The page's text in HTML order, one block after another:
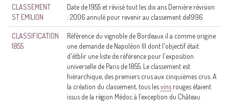
CLASSEMENT
ST EMILION
Date de 1955 et révisé tout les dix ans Dernière révision
: 2006 annulé pour revenir au classement de1996
CLASSIFICATION
1855
Référence du vignoble de Bordeaux il a comme origine
une demande de Napoléon III dont l'objectif était
d'étblir une liste de référence pour l'exposition
universelle de Paris de 1855. Le classement est
hiérarchique, des premiers crus aux cinquièmes crus. A
la création du classement, tous lesvins rouges étaient
issus de la région Médoc à l’exception du Château